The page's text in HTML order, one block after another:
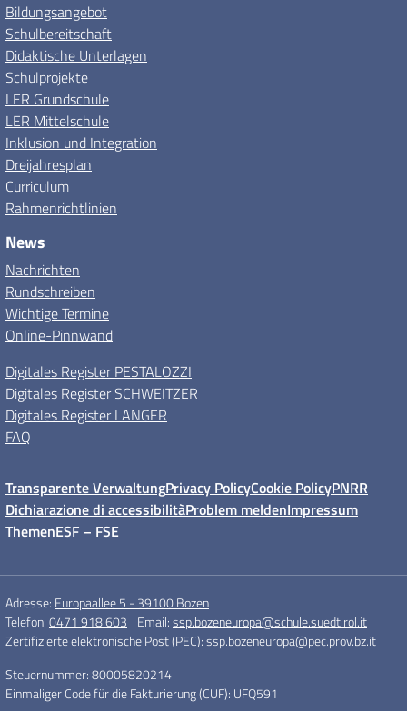
Bildungsangebot
Schulbereitschaft
Didaktische Unterlagen
Schulprojekte
LER Grundschule
LER Mittelschule
Inklusion und Integration
Dreijahresplan
Curriculum
Rahmenrichtlinien
News
Nachrichten
Rundschreiben
Wichtige Termine
Online-Pinnwand
Digitales Register PESTALOZZI
Digitales Register SCHWEITZER
Digitales Register LANGER
FAQ
Transparente VerwaltungPrivacy PolicyCookie PolicyPNRR
Dichiarazione di accessibilitàProblem meldenImpressum
ThemenESF – FSE
Adresse: Europaallee 5 - 39100 Bozen
Telefon:0471 918 603 Email:ssp.bozeneuropa@schule.suedtirol.it
Zertifizierte elektronische Post (PEC):ssp.bozeneuropa@pec.prov.bz.it
Steuernummer: 80005820214
Einmaliger Code für die Fakturierung (CUF): UFQ591